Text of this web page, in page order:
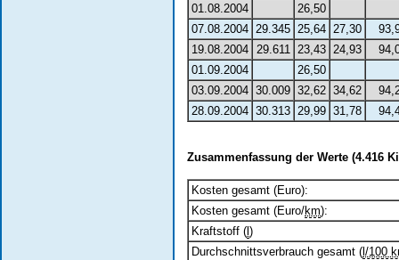
01.08.2004
26,50
07.08.2004 29.345 25,64 27,30
19.08.2004
29.611 23,43 24,93
01.09.2004
26,50
03.09.2004 30.009 32,62 34,62
28.09.2004 30.313 29,99 31,78
Zusammenfassung der Werte (4.416
Kosten gesamt (Euro):
Kosten gesamt (Euro/km):
Kraftstoff ( )
Durchschnittsverbrauch gesamt ( l/100